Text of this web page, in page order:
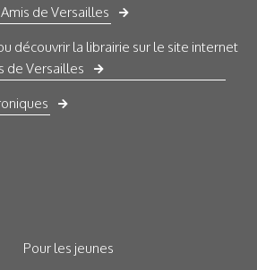
de Versailles
découvrir la librairie sur le site internet
de Versailles
Pour les jeunes